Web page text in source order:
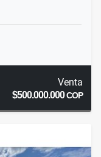
Venta
$500.000.000COP